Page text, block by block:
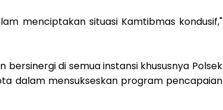
menciptakan situasi Kamtibmas kondusif,"
bersinergi di semua instansi khususnya Polsek
dalam mensukseskan program pencapaian